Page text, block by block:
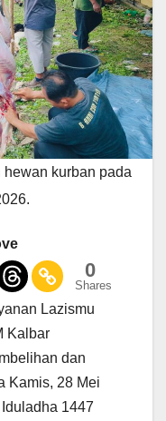
kurban pada
0
Shares
Lazismu
Kalbar
dan
Kamis, 28 Mei
1447